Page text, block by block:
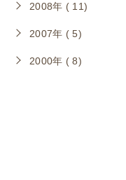
2008年 ( 11)
2007年 ( 5)
2000年 ( 8)